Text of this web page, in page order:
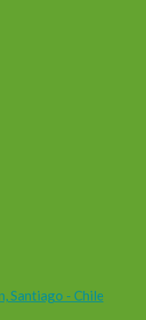
Santiago - Chile